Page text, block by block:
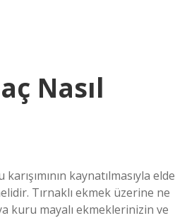
Nasıl
kaynatılmasıyla elde
Tırnaklı ekmek üzerine ne
kuru mayalı ekmeklerinizin ve